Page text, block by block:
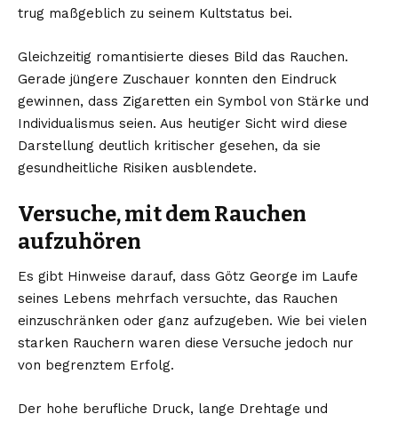
trug maßgeblich zu seinem Kultstatus bei.
Gleichzeitig romantisierte dieses Bild das Rauchen.
Gerade jüngere Zuschauer konnten den Eindruck
gewinnen, dass Zigaretten ein Symbol von Stärke und
Individualismus seien. Aus heutiger Sicht wird diese
Darstellung deutlich kritischer gesehen, da sie
gesundheitliche Risiken ausblendete.
Versuche, mit dem Rauchen
aufzuhören
Es gibt Hinweise darauf, dass Götz George im Laufe
seines Lebens mehrfach versuchte, das Rauchen
einzuschränken oder ganz aufzugeben. Wie bei vielen
starken Rauchern waren diese Versuche jedoch nur
von begrenztem Erfolg.
Der hohe berufliche Druck, lange Drehtage und